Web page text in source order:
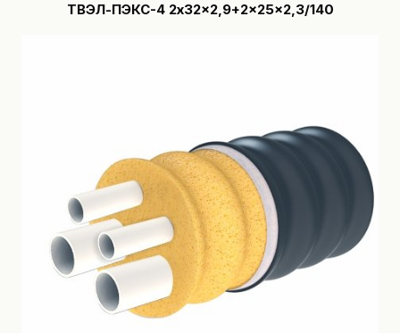
ТВЭЛ-ПЭКС-4 2x32x2,9+2x25x2,3/140